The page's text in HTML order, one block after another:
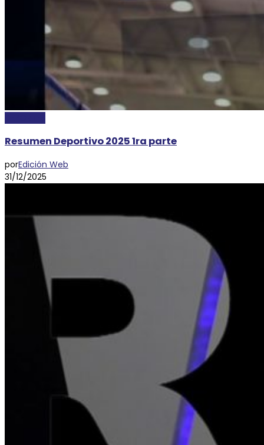
Resumen Deportivo 2025 1ra parte
porEdición Web
31/12/2025